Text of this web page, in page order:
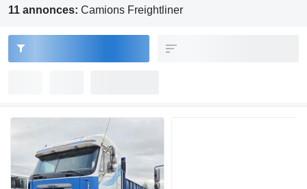
11 annonces: Camions Freightliner